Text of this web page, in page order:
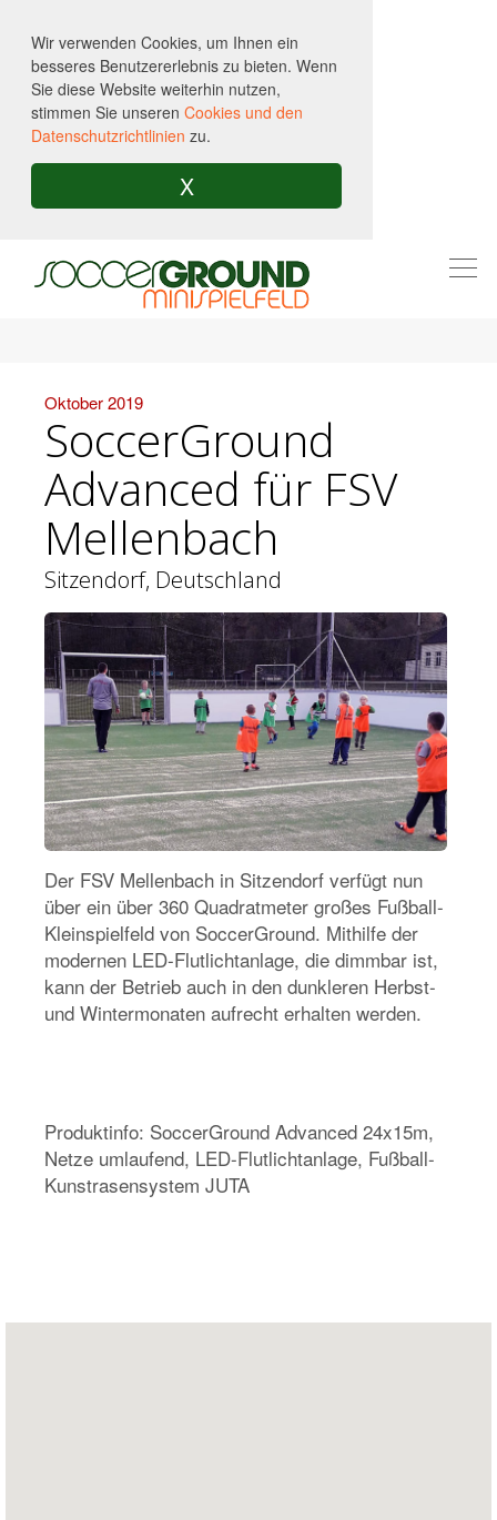
Wir verwenden Cookies, um Ihnen ein
besseres Benutzererlebnis zu bieten. Wenn
Sie diese Website weiterhin nutzen,
stimmen Sie unseren Cookies und den
Datenschutzrichtlinien zu.
X
Oktober 2019
SoccerGround
Advanced für FSV
Mellenbach
Sitzendorf, Deutschland
Der FSV Mellenbach in Sitzendorf verfügt nun
über ein über 360 Quadratmeter großes Fußball-
Kleinspielfeld von SoccerGround. Mithilfe der
modernen LED-Flutlichtanlage, die dimmbar ist,
kann der Betrieb auch in den dunkleren Herbst-
und Wintermonaten aufrecht erhalten werden.
Produktinfo: SoccerGround Advanced 24x15m,
Netze umlaufend, LED-Flutlichtanlage, Fußball-
Kunstrasensystem JUTA